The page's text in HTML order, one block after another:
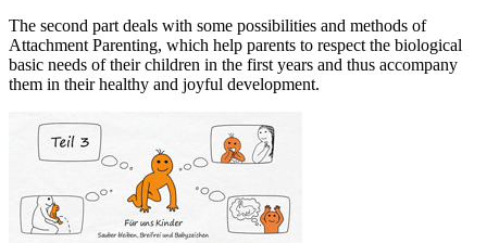
The second part deals with some possibilities and methods of
Attachment Parenting, which help parents to respect the biological
basic needs of their children in the first years and thus accompany
them in their healthy and joyful development.